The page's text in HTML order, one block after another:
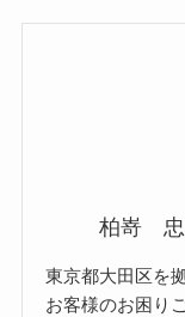
柏嵜 忠
東京都大田区を
お客様のお困り